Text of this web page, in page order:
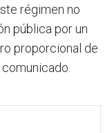
régimen no
pública por un
proporcional de